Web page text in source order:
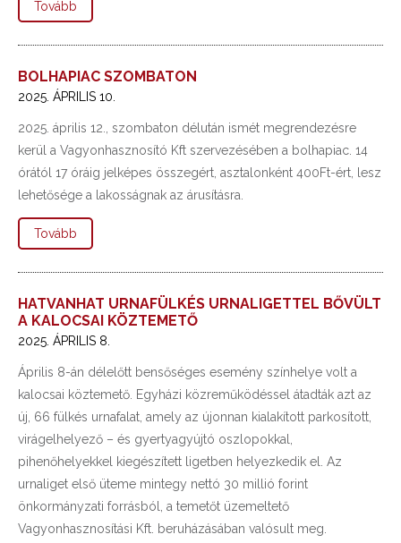
Tovább
BOLHAPIAC SZOMBATON
2025. ÁPRILIS 10.
2025. április 12., szombaton délután ismét megrendezésre
kerül a Vagyonhasznosító Kft szervezésében a bolhapiac. 14
órától 17 óráig jelképes összegért, asztalonként 400Ft-ért, lesz
lehetősége a lakosságnak az árusításra.
Tovább
HATVANHAT URNAFÜLKÉS URNALIGETTEL BŐVÜLT
A KALOCSAI KÖZTEMETŐ
2025. ÁPRILIS 8.
Április 8-án délelőtt bensőséges esemény színhelye volt a
kalocsai köztemető. Egyházi közreműködéssel átadták azt az
új, 66 fülkés urnafalat, amely az újonnan kialakított parkosított,
virágelhelyező – és gyertyagyújtó oszlopokkal,
pihenőhelyekkel kiegészített ligetben helyezkedik el. Az
urnaliget első üteme mintegy nettó 30 millió forint
önkormányzati forrásból, a temetőt üzemeltető
Vagyonhasznosítási Kft. beruházásában valósult meg.